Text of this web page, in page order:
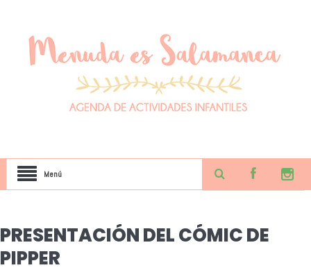
Menú
PRESENTACIÓN DEL CÓMIC DE
PIPPER